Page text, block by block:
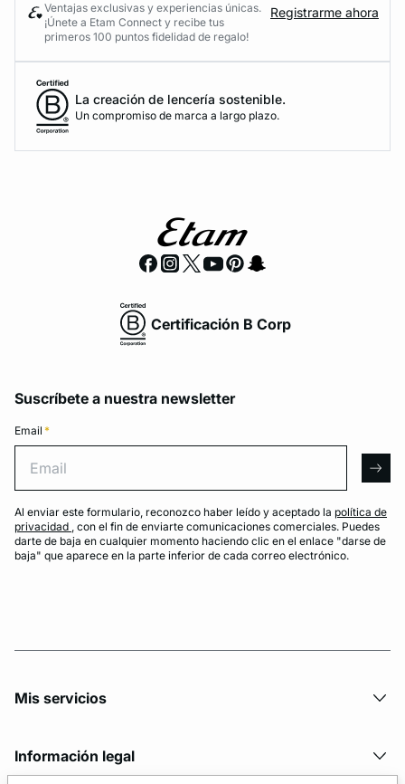
Ventajas exclusivas y experiencias únicas.
¡Únete a Etam Connect y recibe tus
primeros 100 puntos fidelidad de regalo!
Registrarme ahora
La creación de lencería sostenible.
Un compromiso de marca a largo plazo.
Certificación B Corp
Suscríbete a nuestra newsletter
Email *
Al enviar este formulario, reconozco haber leído y aceptado la política de
privacidad , con el fin de enviarte comunicaciones comerciales. Puedes
darte de baja en cualquier momento haciendo clic en el enlace "darse de
baja" que aparece en la parte inferior de cada correo electrónico.
Mis servicios
Información legal